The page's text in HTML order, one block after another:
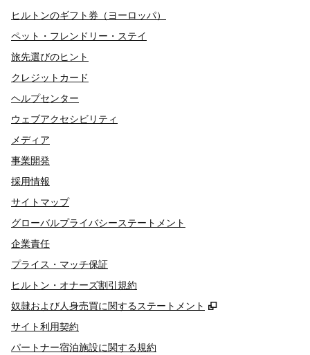
ヒルトンのギフト券（ヨーロッパ）
ペット・フレンドリー・ステイ
旅先選びのヒント
クレジットカード
ヘルプセンター
ウェブアクセシビリティ
メディア
事業開発
採用情報
サイトマップ
グローバルプライバシーステートメント
企業責任
プライス・マッチ保証
ヒルトン・オナーズ割引規約
奴隷および人身売買に関するステートメント
,
サイト利用契約
パートナー宿泊施設に関する規約